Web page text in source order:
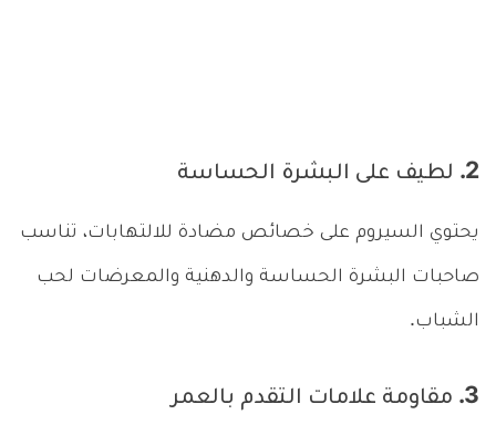
2. لطيف على البشرة الحساسة
يحتوي السيروم على خصائص مضادة للالتهابات، تناسب
صاحبات البشرة الحساسة والدهنية والمعرضات لحب
الشباب.
3. مقاومة علامات التقدم بالعمر